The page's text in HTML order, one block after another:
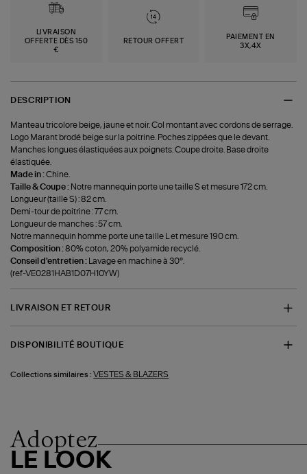
LIVRAISON
OFFERTE DÈS 150
€
RETOUR OFFERT
PAIEMENT EN
3X,4X
DESCRIPTION
Manteau tricolore beige, jaune et noir. Col montant avec cordons de serrage.
Logo Marant brodé beige sur la poitrine. Poches zippées que le devant.
Manches longues élastiquées aux poignets. Coupe droite. Base droite
élastiquée.
Made in :Chine.
Taille & Coupe : Notre mannequin porte une taille S et mesure 172 cm.
Longueur (taille S) : 82 cm.
Demi-tour de poitrine : 77 cm.
Longueur de manches : 57 cm.
Notre mannequin homme porte une taille L et mesure 190 cm.
Composition :80% coton, 20% polyamide recyclé.
Conseil d'entretien : Lavage en machine à 30°.
(ref-VE0281HAB1D07H10YW)
LIVRAISON ET RETOUR
DISPONIBILITÉ BOUTIQUE
Collections similaires : VESTES & BLAZERS
Adoptez
LE LOOK